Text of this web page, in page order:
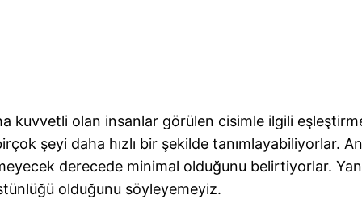
kuvvetli olan insanlar görülen cisimle ilgili
şeyi daha hızlı bir şekilde tanımlayabiliyorlar.
derecede minimal olduğunu belirtiyorlar.
olduğunu söyleyemeyiz.